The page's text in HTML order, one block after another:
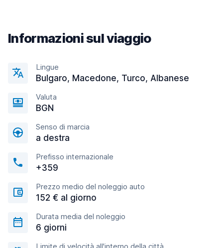
Informazioni sul viaggio
Lingue
Bulgaro, Macedone, Turco, Albanese
Valuta
BGN
Senso di marcia
a destra
Prefisso internazionale
+359
Prezzo medio del noleggio auto
152 € al giorno
Durata media del noleggio
6 giorni